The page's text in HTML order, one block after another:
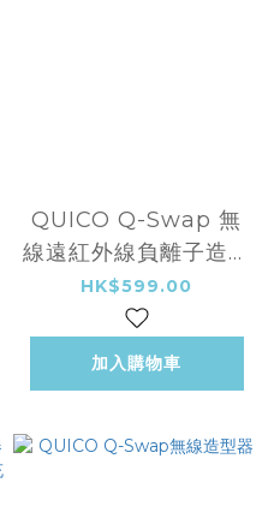
QUICO Q-Swap 無
線遠紅外線負離子造型
梳 單機（不連任何配
件，電池、充電器需另
外購買）
HK$599.00
加入購物車